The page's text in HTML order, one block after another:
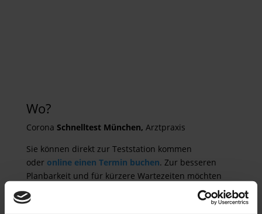
Wo?
Corona Schnelltest München, Arztpraxis
Sie können direkt zur Teststation kommen
oder online einen Termin buchen. Zur besseren
Planbarkeit und für kürzere Wartezeiten möchten
wir Sie bitten, einen Termin im Voraus zu buchen.